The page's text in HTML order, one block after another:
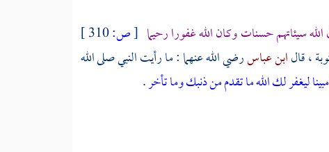
سيئاتهم حسنات وكان الله غفورا رحيما [ص:310 ]
، قالابن عباسرضي الله عنهما : ما رأيت النبي صلى الله
ليغفر لك الله ما تقدم من ذنبك وما تأخر.